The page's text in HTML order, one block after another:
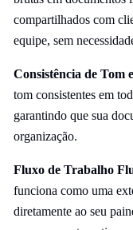
compartilhados com
equipe, sem
Consistência de Tom
tom consistentes em
garantindo que sua
organização.
Fluxo de Trabalho
funciona como uma
diretamente ao seu